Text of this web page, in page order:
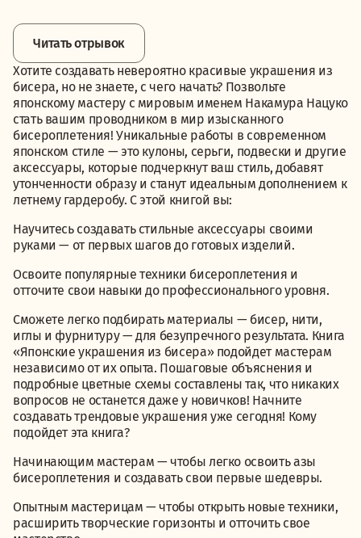
Читать отрывок
Хотите создавать невероятно красивые украшения из
бисера, но не знаете, с чего начать? Позвольте
японскому мастеру с мировым именем Накамура Нацуко
стать вашим проводником в мир изысканного
бисероплетения! Уникальные работы в современном
японском стиле — это кулоны, серьги, подвески и другие
аксессуары, которые подчеркнут ваш стиль, добавят
утонченности образу и станут идеальным дополнением к
летнему гардеробу. С этой книгой вы:
Научитесь создавать стильные аксессуары своими
руками — от первых шагов до готовых изделий.
Освоите популярные техники бисероплетения и
отточите свои навыки до профессионального уровня.
Сможете легко подбирать материалы — бисер, нити,
иглы и фурнитуру — для безупречного результата. Книга
«Японские украшения из бисера» подойдет мастерам
независимо от их опыта. Пошаговые объяснения и
подробные цветные схемы составлены так, что никаких
вопросов не останется даже у новичков! Начните
создавать трендовые украшения уже сегодня! Кому
подойдет эта книга?
Начинающим мастерам — чтобы легко освоить азы
бисероплетения и создавать свои первые шедевры.
Опытным мастерицам — чтобы открыть новые техники,
расширить творческие горизонты и отточить свое